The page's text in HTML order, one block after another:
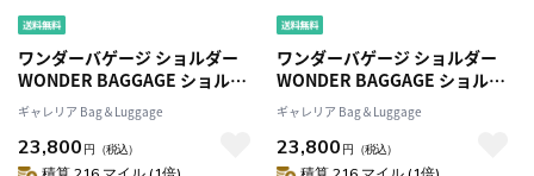
ワンダーバゲージ ショルダー
WONDER BAGGAGE ショルダ
ーバッグ GOODMANS CASUAL
SHOULDERMグッドマンズ カ
ジュアル 斜めがけ B5 メンズ レ
ディース WB-G-005
ギャレリア Bag＆Luggage
23,800 円 （税込）
ワンダーバゲージ ショルダー
WONDER BAGGAGE ショルダ
ーバッグ GOODMANS CASUAL
SHOULDERMグッドマンズ カ
ジュアル 斜めがけ B5 メンズ レ
ディース WB-G-005
ギャレリア Bag＆Luggage
23,800 円 （税込）